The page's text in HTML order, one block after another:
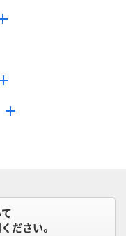
ださい。